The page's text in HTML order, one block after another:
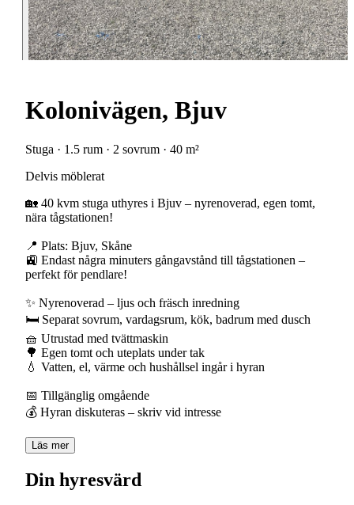
Kolonivägen, Bjuv
Stuga · 1.5 rum · 2 sovrum · 40 m²
Delvis möblerat
🏡 40 kvm stuga uthyres i Bjuv – nyrenoverad, egen tomt,
nära tågstationen!
📍 Plats: Bjuv, Skåne
🚉 Endast några minuters gångavstånd till tågstationen –
perfekt för pendlare!
✨ Nyrenoverad – ljus och fräsch inredning
🛏 Separat sovrum, vardagsrum, kök, badrum med dusch
🧺 Utrustad med tvättmaskin
🌳 Egen tomt och uteplats under tak
💧 Vatten, el, värme och hushållsel ingår i hyran
📅 Tillgänglig omgående
💰 Hyran diskuteras – skriv vid intresse
Läs mer
Din hyresvärd